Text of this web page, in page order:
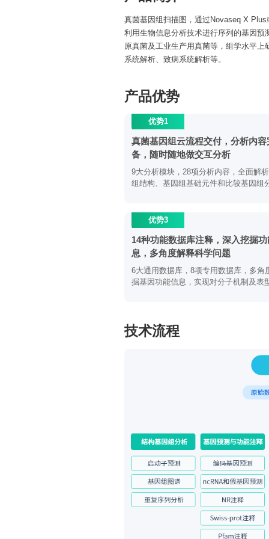
真菌基因组扫描图，通过Novaseq X
利用生物信息分析技术进行序列的基因
原真菌及工业生产用真菌等，组学水平
系统解析、致病系统解析等。
产品优势
优势1
真菌基因组云流程交付，分析内容
备，随时随地做交互分析
9大分析模块，28项分析内容，全面解
组结构、基因组基础元件和比较基因组
优势3
14种功能数据库注释，深入挖掘
息，多角度解释科学问题
6大通用数据库，8项专用数据库，多角
掘基因功能信息，实现对分子机制及表
技术流程